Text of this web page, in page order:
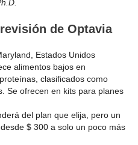
de Optavia
Estados Unidos
alimentos bajos en
clasificados como
Se ofrecen en kits para planes
del plan que elija, pero un
$ 300 a solo un poco más